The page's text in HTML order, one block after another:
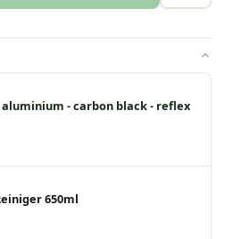
- carbon black - reflex
650ml